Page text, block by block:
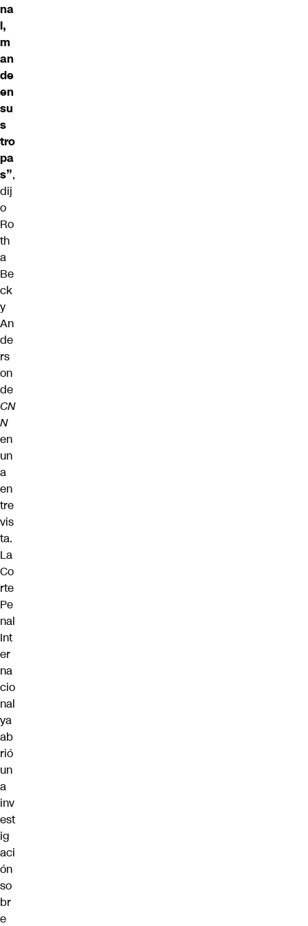
na
l,
m
an
de
en
su
s
tro
pa
s”,
dij
o
Ro
th
a
Be
ck
y
An
de
rs
on
de
CN
N
en
un
a
en
tre
vis
ta.
La
Co
rte
Pe
nal
Int
er
na
cio
nal
ya
ab
rió
un
a
inv
est
ig
aci
ón
so
br
e